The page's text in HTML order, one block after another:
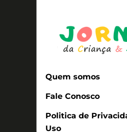
Quem somos
Fale Conosco
Politica de
Uso